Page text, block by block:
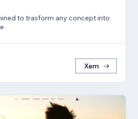
to trasform any concept into
Xem